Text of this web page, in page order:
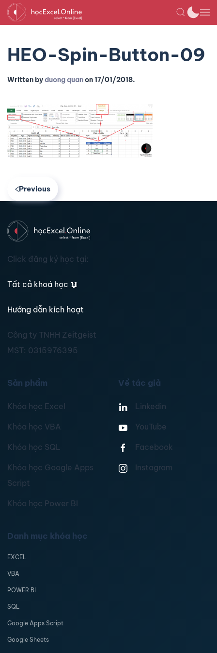
HEO-Spin-Button-09
Written byduong quanon17/01/2018.
Previous
Click đăng ký học tại:
Tất cả khoá học 📖
Hướng dẫn kích hoạt
Công ty TNHH Zeitgeist
MST: 0315976395
Sản phẩm
Khóa học Excel
Khóa học VBA
Khóa học SQL
Khóa học Google Apps
Script
Khóa học Power BI
Về tác giả
Linkedin
YouTube
Facebook
Instagram
Danh mục khóa học
EXCEL
VBA
POWER BI
SQL
Google Apps Script
Google Sheets